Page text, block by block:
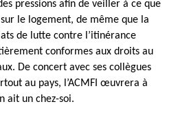
pressions afin de veiller à ce que
le logement, de même que la
de lutte contre l’itinérance
conformes aux droits au
De concert avec ses collègues
au pays, l’ACMFI œuvrera à
ait un chez-soi.